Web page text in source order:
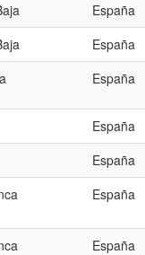
España
España
España
España
España
España
España